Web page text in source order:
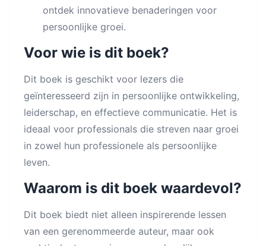
ontdek innovatieve benaderingen voor
persoonlijke groei.
Voor wie is dit boek?
Dit boek is geschikt voor lezers die
geïnteresseerd zijn in persoonlijke ontwikkeling,
leiderschap, en effectieve communicatie. Het is
ideaal voor professionals die streven naar groei
in zowel hun professionele als persoonlijke
leven.
Waarom is dit boek waardevol?
Dit boek biedt niet alleen inspirerende lessen
van een gerenommeerde auteur, maar ook